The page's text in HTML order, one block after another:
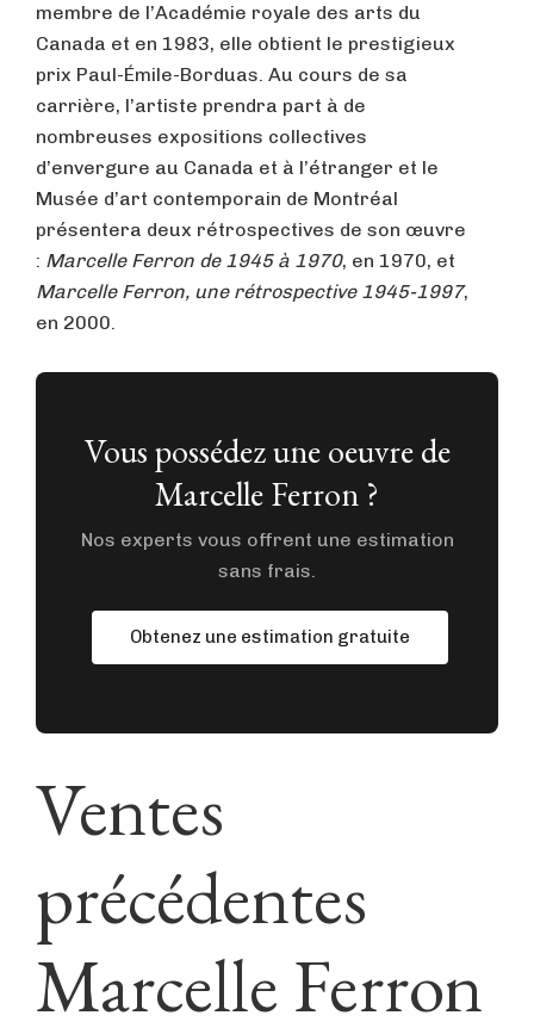
membre de l’Académie royale des arts du
Canada et en 1983, elle obtient le prestigieux
prix Paul-Émile-Borduas. Au cours de sa
carrière, l’artiste prendra part à de
nombreuses expositions collectives
d’envergure au Canada et à l’étranger et le
Musée d’art contemporain de Montréal
présentera deux rétrospectives de son œuvre
: Marcelle Ferron de 1945 à 1970, en 1970, et
Marcelle Ferron, une rétrospective 1945-1997,
en 2000.
Vous possédez une oeuvre de
Marcelle Ferron ?
Nos experts vous offrent une estimation
sans frais.
Obtenez une estimation gratuite
Ventes
précédentes
Marcelle Ferron